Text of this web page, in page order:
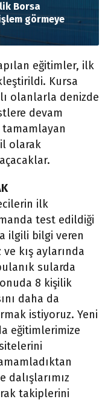
Borsa
görmeye
eğitimler, ilk
Kursa
olanlarla denizde
devam
olarak
ilk
test edildiği
ilgili bilgi veren
kış aylarında
sularda
8 kişilik
daha da
istiyoruz. Yeni
eğitimlerimize
takiplerini